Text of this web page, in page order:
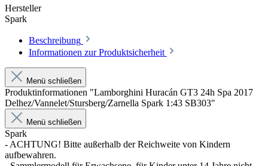
Hersteller
Spark
Beschreibung
Informationen zur Produktsicherheit
Menü schließen
Produktinformationen "Lamborghini Huracán GT3 24h Spa 2017
Delhez/Vannelet/Stursberg/Zarnella Spark 1:43 SB303"
Menü schließen
Spark
- ACHTUNG! Bitte außerhalb der Reichweite von Kindern
aufbewahren.